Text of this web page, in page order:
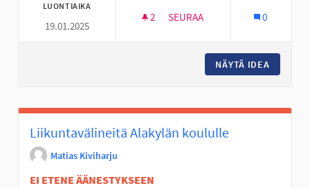
LUONTIAIKA
19.01.2025
2 2 SEURAAJAA
SEURAA 0
NÄYTÄ IDEA
Liikuntavälineitä Alakylän koululle
Matias Kiviharju
EI ETENE ÄÄNESTYKSEEN